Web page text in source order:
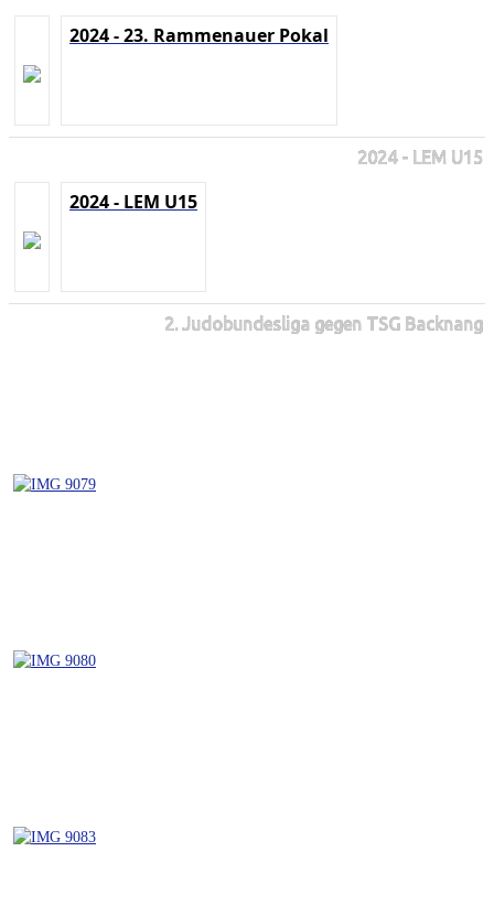
2024 - 23. Rammenauer Pokal
2024 - LEM U15
2024 - LEM U15
2. Judobundesliga gegen TSG Backnang